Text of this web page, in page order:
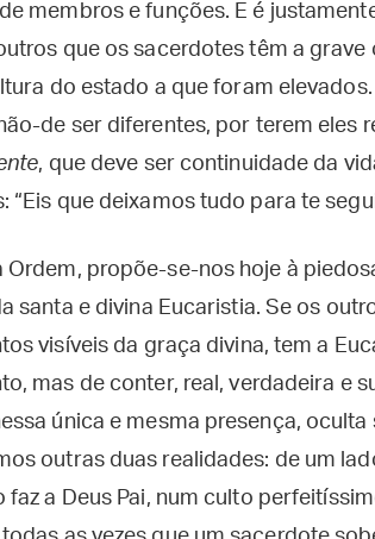
membros e funções. E é
que os sacerdotes têm a
do estado a que foram
de ser diferentes, por terem eles
, que deve ser continuidade da
“Eis que deixamos tudo para te
Ordem, propõe-se-nos hoje à
santa e divina Eucaristia. Se os
visíveis da graça divina, tem a
mas de conter, real, verdadeira e
única e mesma presença,
outras duas realidades: de um
faz a Deus Pai, num culto